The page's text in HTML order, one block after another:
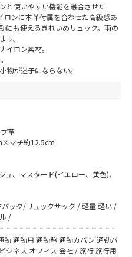
と使いやすい機能を融合させた
ロンに本革付属を合わせた高級感あ
にも使えるきれいめリュック。雨の
す。
イロン素材。
物が迷子にならない。
革
マチ約12.5cm
、マスタード(イエロー、黄色)、
ック/リュックサック / 軽量 軽い /
/
通勤用 通勤鞄 通勤カバン 通勤バ
ジネス オフィス 会社 / 旅行 旅行用